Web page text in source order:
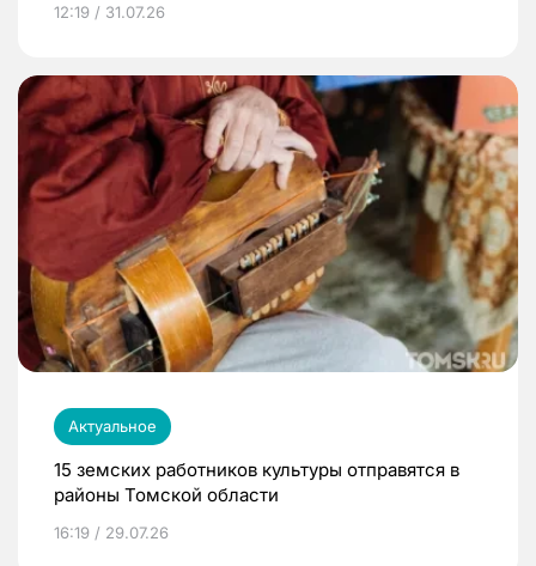
12:19 / 31.07.26
Актуальное
15 земских работников культуры отправятся в
районы Томской области
16:19 / 29.07.26